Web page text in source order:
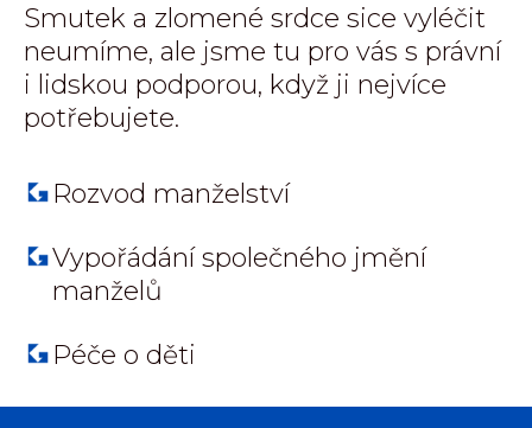
Smutek a zlomené srdce sice vyléčit
neumíme, ale jsme tu pro vás s právní
i lidskou podporou, když ji nejvíce
potřebujete.
Rozvod manželství
Vypořádání společného jmění
manželů
Péče o děti